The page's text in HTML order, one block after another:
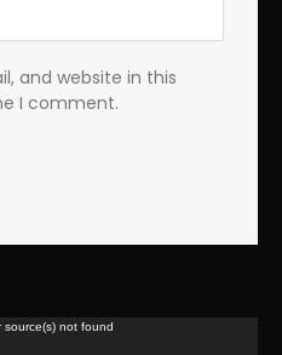
and website in this
I comment.
source(s) not found